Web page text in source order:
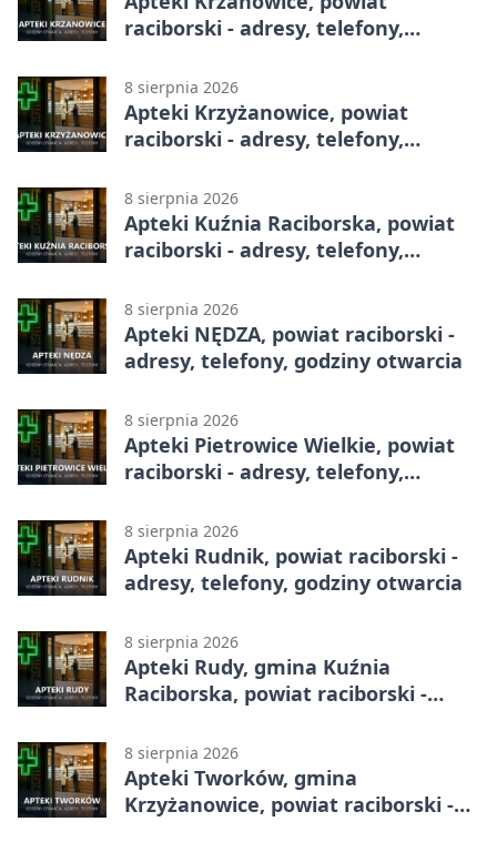
raciborski - adresy, telefony,
8 sierpnia 2026
Apteki Krzyżanowice, powiat
raciborski - adresy, telefony,
8 sierpnia 2026
Apteki Kuźnia Raciborska, powiat
raciborski - adresy, telefony,
8 sierpnia 2026
Apteki NĘDZA, powiat raciborski -
adresy, telefony, godziny otwarcia
8 sierpnia 2026
Apteki Pietrowice Wielkie, powiat
raciborski - adresy, telefony,
8 sierpnia 2026
Apteki Rudnik, powiat raciborski -
adresy, telefony, godziny otwarcia
8 sierpnia 2026
Apteki Rudy, gmina Kuźnia
Raciborska, powiat raciborski -
8 sierpnia 2026
Apteki Tworków, gmina
Krzyżanowice, powiat raciborski -